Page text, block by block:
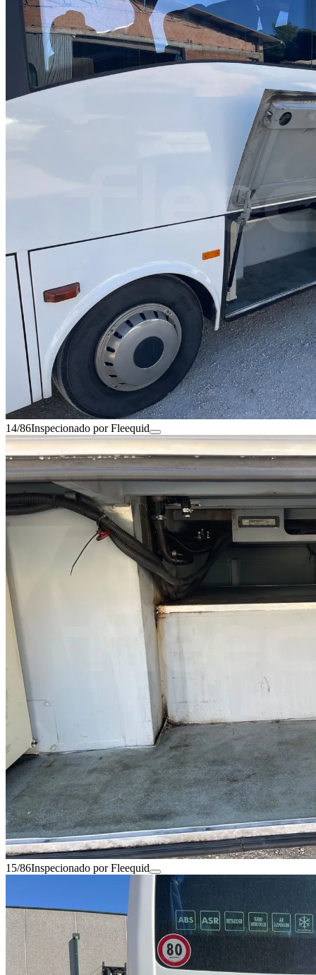
14/86Inspecionado por Fleequid
15/86Inspecionado por Fleequid